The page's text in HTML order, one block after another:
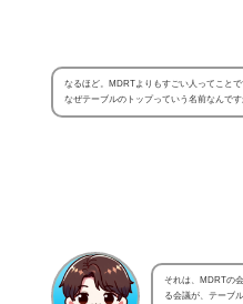
なるほど。MDRTよりもすごい人ってことで
なぜテーブルのトップっていう名前なんです
それは、MDRTの
る会議が、テーブ